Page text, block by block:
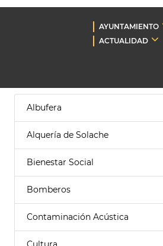
AYUNTAMIENTO
ACTUALIDAD
Albufera
Alquería de Solache
Bienestar Social
Bomberos
Contaminación Acústica